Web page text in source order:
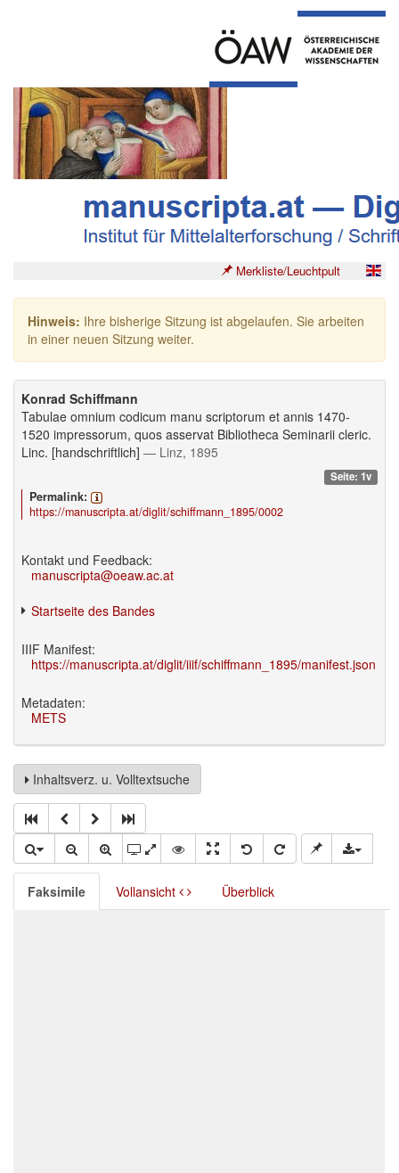
Merkliste/Leuchtpult
Hinweis: Ihre bisherige Sitzung ist abgelaufen. Sie arbeiten
in einer neuen Sitzung weiter.
Konrad Schiffmann
Tabulae omnium codicum manu scriptorum et annis 1470-
1520 impressorum, quos asservat Bibliotheca Seminarii cleric.
Linc. [handschriftlich] — Linz, 1895
Seite: 1v
Permalink:
https://manuscripta.at/diglit/schiffmann_1895/0002
Kontakt und Feedback:
manuscripta@oeaw.ac.at
Startseite des Bandes
IIIF Manifest:
https://manuscripta.at/diglit/iiif/schiffmann_1895/manifest.json
Metadaten:
METS
Inhaltsverz. u. Volltextsuche
Faksimile Vollansicht Überblick